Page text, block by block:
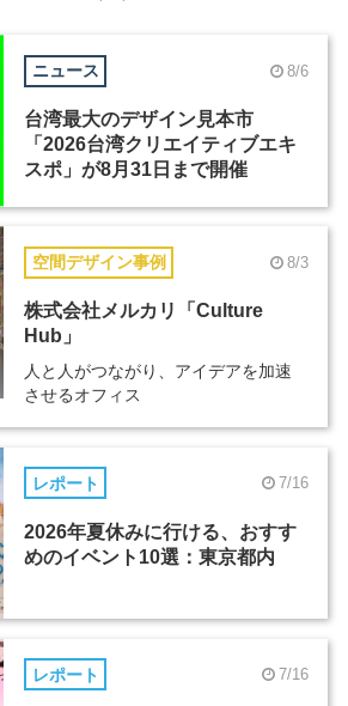
ニュース 8/6
台湾最大のデザイン見本市
「2026台湾クリエイティブエキ
スポ」が8月31日まで開催
空間デザイン事例 8/3
株式会社メルカリ「Culture
Hub」
人と人がつながり、アイデアを加速
させるオフィス
レポート 7/16
2026年夏休みに行ける、おすす
めのイベント10選：東京都内
レポート 7/16